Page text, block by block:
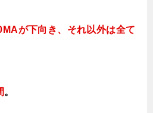
が下向き、それ以外は全て
。